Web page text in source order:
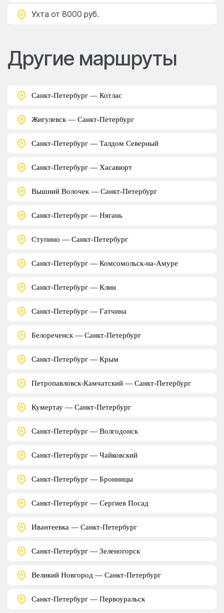
Ухта от 8000 руб.
Другие маршруты
Санкт-Петербург — Котлас
Жигулевск — Санкт-Петербург
Санкт-Петербург — Талдом Северный
Санкт-Петербург — Хасавюрт
Вышний Волочек — Санкт-Петербург
Санкт-Петербург — Нягань
Ступино — Санкт-Петербург
Санкт-Петербург — Комсомольск-на-Амуре
Санкт-Петербург — Клин
Санкт-Петербург — Гатчина
Белореченск — Санкт-Петербург
Санкт-Петербург — Крым
Петропавловск-Камчатский — Санкт-Петербург
Кумертау — Санкт-Петербург
Санкт-Петербург — Волгодонск
Санкт-Петербург — Чайковский
Санкт-Петербург — Бронницы
Санкт-Петербург — Сергиев Посад
Ивантеевка — Санкт-Петербург
Санкт-Петербург — Зеленогорск
Великий Новгород — Санкт-Петербург
Санкт-Петербург — Первоуральск